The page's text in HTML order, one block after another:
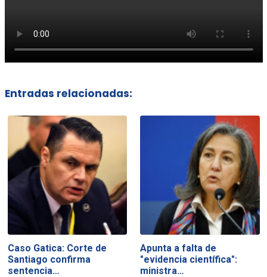
Entradas relacionadas:
Caso Gatica: Corte de
Santiago confirma
sentencia…
Apunta a falta de
"evidencia científica":
ministra…